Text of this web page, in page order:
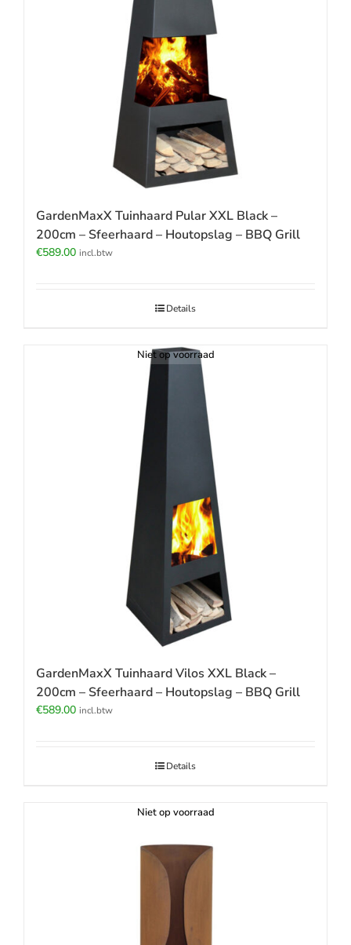
GardenMaxX Tuinhaard Pular XXL Black –
200cm – Sfeerhaard – Houtopslag – BBQ Grill
€589.00 incl.btw
Details
Niet op voorraad
GardenMaxX Tuinhaard Vilos XXL Black –
200cm – Sfeerhaard – Houtopslag – BBQ Grill
€589.00 incl.btw
Details
Niet op voorraad